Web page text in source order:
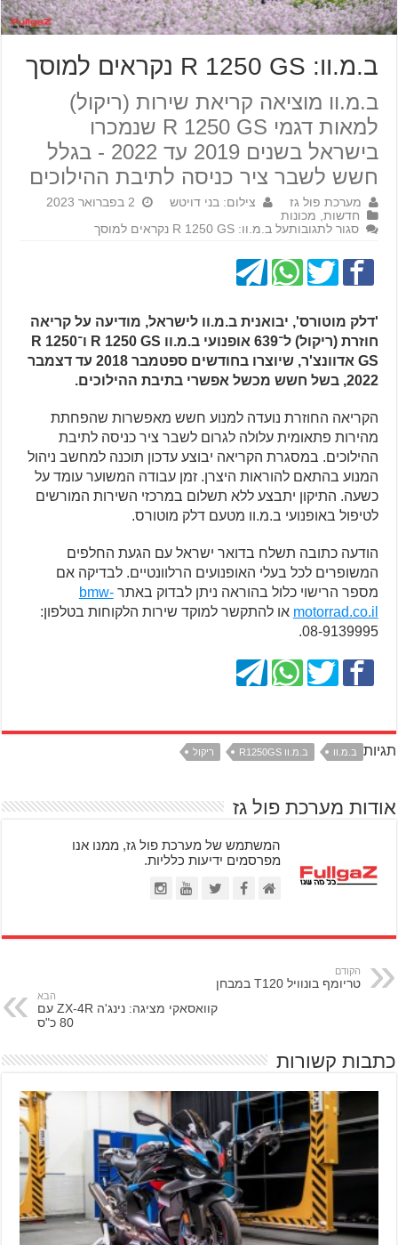
ב.מ.וו: R 1250 GS נקראים למוסך
ב.מ.וו מוציאה קריאת שירות (ריקול)
למאות דגמי R 1250 GS שנמכרו
בישראל בשנים 2019 עד 2022 - בגלל
חשש לשבר ציר כניסה לתיבת ההילוכים
מערכת פול גז צילום: בני דויטש
2 בפברואר 2023
חדשות, מכונות
סגור לתגובותעל ב.מ.וו: R 1250 GS נקראים למוסך
'דלק מוטורס', יבואנית ב.מ.וו לישראל, מודיעה על קריאה
חוזרת (ריקול) ל־639 אופנועי ב.מ.וו R 1250 GS ו־R 1250
GS אדוונצ'ר, שיוצרו בחודשים ספטמבר 2018 עד דצמבר
2022, בשל חשש מכשל אפשרי בתיבת ההילוכים.
הקריאה החוזרת נועדה למנוע חשש מאפשרות שהפחתת
מהירות פתאומית עלולה לגרום לשבר ציר כניסה לתיבת
ההילוכים. במסגרת הקריאה יבוצע עדכון תוכנה למחשב ניהול
המנוע בהתאם להוראות היצרן. זמן עבודה המשוער עומד על
כשעה. התיקון יתבצע ללא תשלום במרכזי השירות המורשים
לטיפול באופנועי ב.מ.וו מטעם דלק מוטורס.
הודעה כתובה תשלח בדואר ישראל עם הגעת החלפים
המשופרים לכל בעלי האופנועים הרלוונטיים. לבדיקה אם
מספר הרישוי כלול בהוראה ניתן לבדוק באתרbmw-
motorrad.co.il או להתקשר למוקד שירות הלקוחות בטלפון:
08-9139995.
תגיות ב.מ.וו ב.מ.וו R1250GS ריקול
אודות מערכת פול גז
המשתמש של מערכת פול גז, ממנו אנו
מפרסמים ידיעות כלליות.
הקודם
טריומף בונוויל T120 במבחן
הבא
קוואסאקי מציגה: נינג'ה ZX-4R עם
80 כ"ס
כתבות קשורות